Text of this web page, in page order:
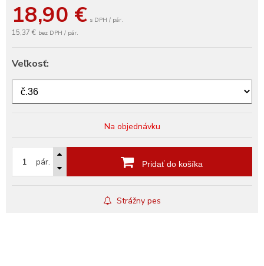
18,90 € s DPH / pár.
15,37 € bez DPH / pár.
Veľkosť:
Na objednávku
pár. Pridať do košíka
Strážny pes